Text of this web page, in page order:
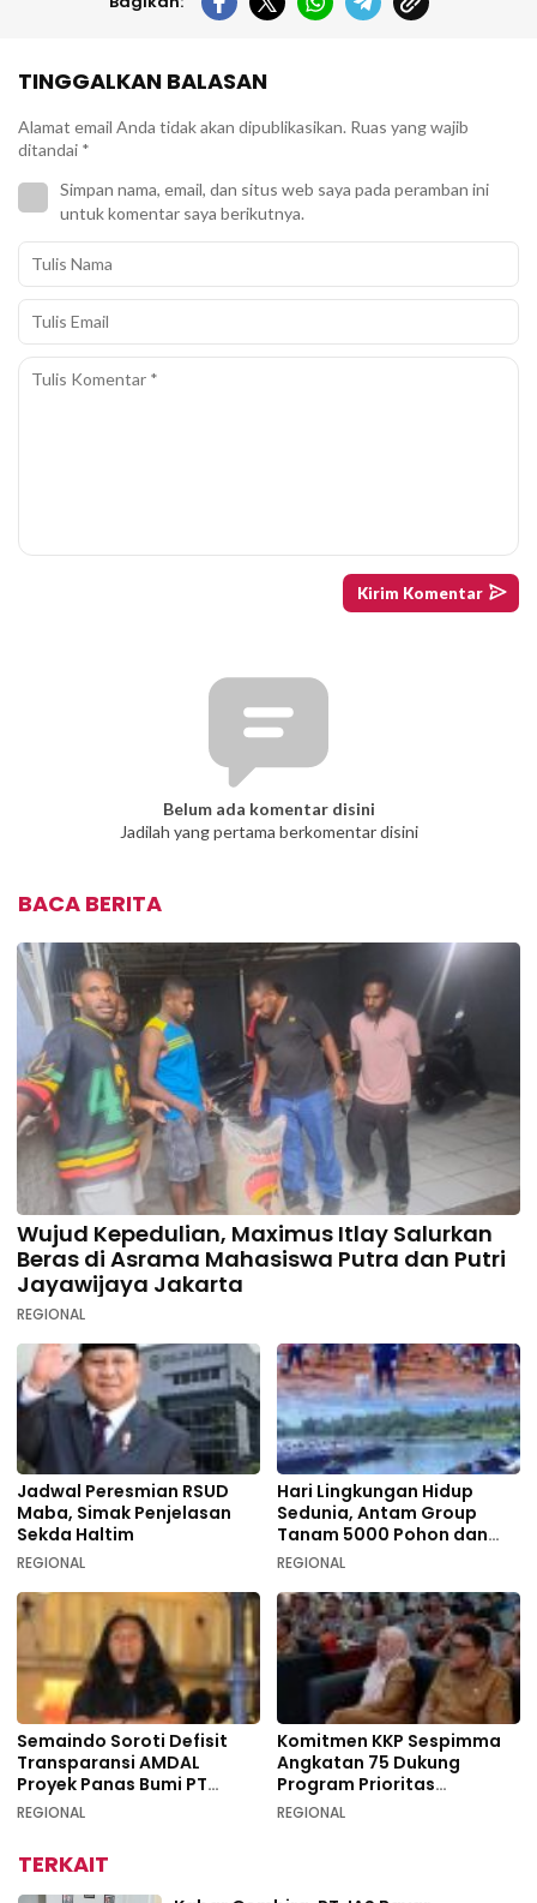
TINGGALKAN BALASAN
Alamat email Anda tidak akan dipublikasikan. Ruas yang wajib
ditandai *
Simpan nama, email, dan situs web saya pada peramban ini
untuk komentar saya berikutnya.
Belum ada komentar disini
Jadilah yang pertama berkomentar disini
BACA BERITA
Wujud Kepedulian, Maximus Itlay Salurkan
Beras di Asrama Mahasiswa Putra dan Putri
Jayawijaya Jakarta
REGIONAL
Jadwal Peresmian RSUD
Maba, Simak Penjelasan
Sekda Haltim
REGIONAL
Hari Lingkungan Hidup
Sedunia, Antam Group
Tanam 5000 Pohon dan
Aksi Bersih di Sofifi
REGIONAL
Semaindo Soroti Defisit
Transparansi AMDAL
Proyek Panas Bumi PT
Geodipa Energi di
REGIONAL
Komitmen KKP Sespimma
Angkatan 75 Dukung
Program Prioritas
Swasembada Pangan
REGIONAL
TERKAIT